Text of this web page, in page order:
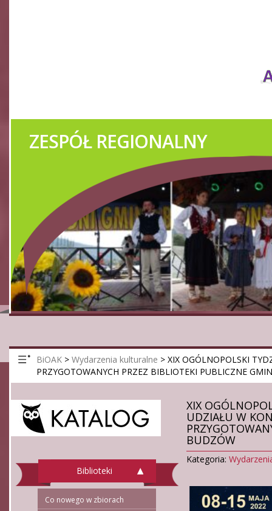
IMPREZY KULTURALNE
BiOAK > Wydarzenia kulturalne > XIX OGÓLNOPOLSKI
PRZYGOTOWANYCH PRZEZ BIBLIOTEKI PUBLICZNE
Biblioteki
Co nowego w zbiorach
XIX
UDZIAŁU W
BUDZÓW
Kategoria: